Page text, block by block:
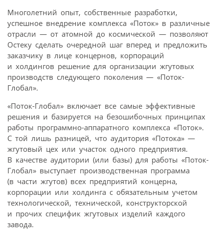
Многолетний опыт, собственные разработки,
успешное внедрение комплекса «Поток» в различные
отрасли — от атомной до космической — позволяют
Остеку сделать очередной шаг вперед и предложить
заказчику в лице концернов, корпораций
и холдингов решение для организации жгутовых
производств следующего поколения — «Поток-
Глобал».
«Поток-Глобал» включает все самые эффективные
решения и базируется на безошибочных принципах
работы программно-аппаратного комплекса «Поток».
С той лишь разницей, что аудитория «Потока» —
жгутовый цех или участок одного предприятия.
В качестве аудитории (или базы) для работы «Поток-
Глобал» выступает производственная программа
(в части жгутов) всех предприятий концерна,
корпорации или холдинга с обязательным учетом
технологической, технической, конструкторской
и прочих специфик жгутовых изделий каждого
завода.